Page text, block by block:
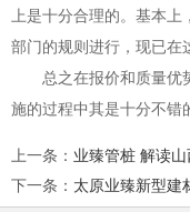
上是十分合理的。基本上
部门的规则进行，现已在
总之在报价和质量优
施的过程中其是十分不错
上一条 ： 业臻管桩 解读
下一条 ： 太原业臻新型建